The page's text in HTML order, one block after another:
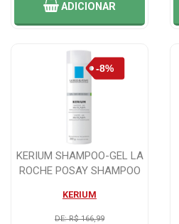
ADICIONAR
KERIUM SHAMPOO-GEL LA
ROCHE POSAY SHAMPOO
KERIUM
DE: R$ 166,99